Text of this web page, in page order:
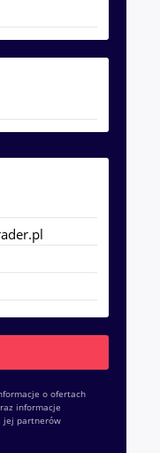
o ofertach
informacje
jej partnerów